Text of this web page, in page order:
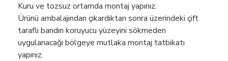
Kuru ve tozsuz ortamda montaj yapınız.
Ürünü ambalajından çıkardıktan sonra üzerindeki çift
taraflı bandın koruyucu yüzeyini sökmeden
uygulanacağı bölgeye mutlaka montaj tatbikatı
yapınız.